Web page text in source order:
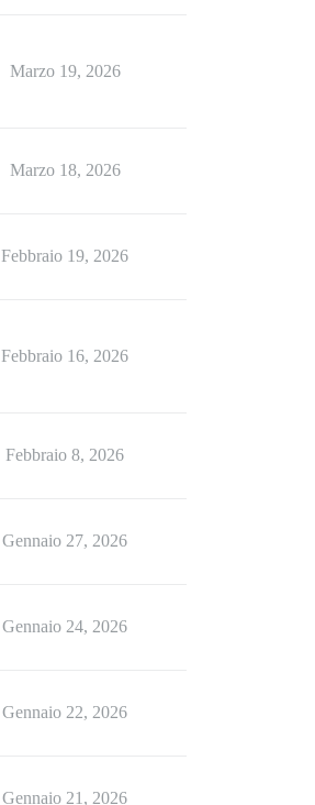
Marzo 19, 2026
Marzo 18, 2026
Febbraio 19, 2026
Febbraio 16, 2026
Febbraio 8, 2026
Gennaio 27, 2026
Gennaio 24, 2026
Gennaio 22, 2026
Gennaio 21, 2026